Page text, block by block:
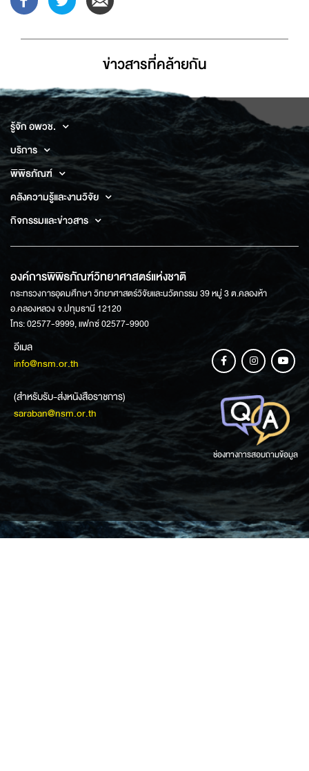
ข่าวสารที่่คล้ายกัน
รู้จัก อพวช.
บริการ
พิพิธภัณฑ์
คลังความรู้และงานวิจัย
กิจกรรมและข่าวสาร
องค์การพิพิธภัณฑ์วิทยาศาสตร์แห่งชาติ
กระทรวงการอุดมศึกษา วิทยาศาสตร์วิจัยและนวัตกรรม 39 หมู่ 3 ต.คลองห้า
อ.คลองหลวง จ.ปทุมธานี 12120
โทร: 02577-9999, แฟกซ์ 02577-9900
อีเมล
info@nsm.or.th
(สำหรับรับ-ส่งหนังสือราชการ)
saraban@nsm.or.th
ช่องทางการสอบถามข้อมูล